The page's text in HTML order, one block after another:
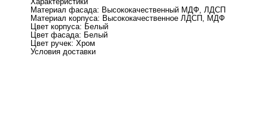
Характеристики
Материал фасада: Высококачественный МДФ, ЛДСП
Материал корпуса: Высококачественное ЛДСП, МДФ
Цвет корпуса: Белый
Цвет фасада: Белый
Цвет ручек: Хром
Условия доставки